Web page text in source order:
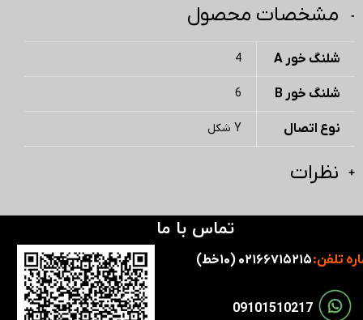
مشخصات محصول
شلنگ خور A 4
شلنگ خور B 6
نوع اتصال Y شکل
نظرات
تماس با ما
تلفن:
​​09101510217​​​​​​​